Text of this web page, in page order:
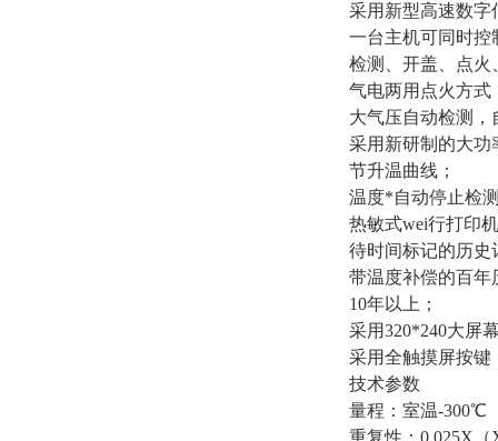
采用新型高速数字
一台主机可同时控
检测、开盖、点火
气电两用点火方式
大气压自动检测
采用新研制的大功
节升温曲线；
温度*自动停止检
热敏式wei行打印
待时间标记的历史
带温度补偿的百年
10年以上；
采用320*240大屏
采用全触摸屏按键
技术参数
量程：室温-300℃
重复性：0.025X